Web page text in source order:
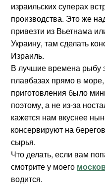
израильских суперах
производства. Это же
привезти из Вьетнама
Украину, там сделать
Израиль.
В лучшие времена рыбу
плавбазах прямо в
приготовления было
поэтому, а не из-за
кажется нам вкуснее
консервируют на
сырья.
Что делать, если вам
смотрите у моего
водится.